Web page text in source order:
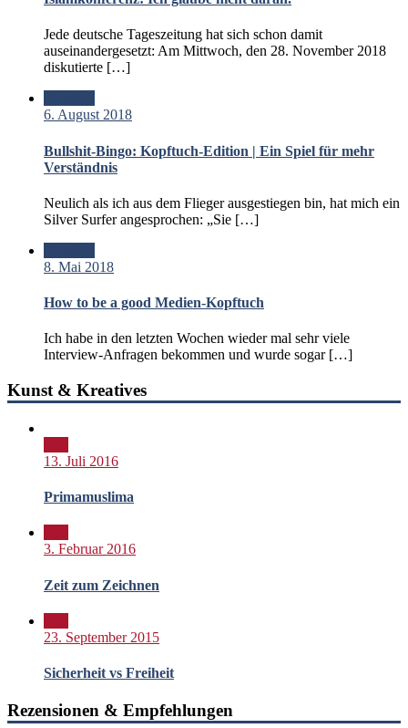
Jede deutsche Tageszeitung hat sich schon damit
auseinandergesetzt: Am Mittwoch, den 28. November 2018
diskutierte […]
6. August 2018
Bullshit-Bingo: Kopftuch-Edition | Ein Spiel für mehr
Verständnis
Neulich als ich aus dem Flieger ausgestiegen bin, hat mich ein
Silver Surfer angesprochen: „Sie […]
8. Mai 2018
How to be a good Medien-Kopftuch
Ich habe in den letzten Wochen wieder mal sehr viele
Interview-Anfragen bekommen und wurde sogar […]
Kunst & Kreatives
13. Juli 2016
Primamuslima
3. Februar 2016
Zeit zum Zeichnen
23. September 2015
Sicherheit vs Freiheit
Rezensionen & Empfehlungen